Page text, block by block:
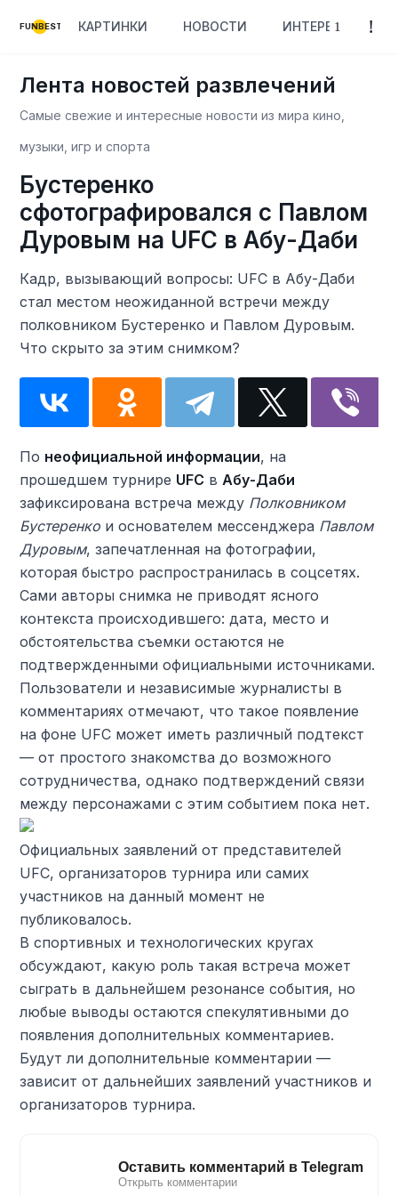
FUNBEST КАРТИНКИ НОВОСТИ ИНТЕРЕСНОЕ
Лента новостей развлечений
Самые свежие и интересные новости из мира кино,
музыки, игр и спорта
Бустеренко
сфотографировался с Павлом
Дуровым на UFC в Абу-Даби
Кадр, вызывающий вопросы: UFC в Абу-Даби
стал местом неожиданной встречи между
полковником Бустеренко и Павлом Дуровым.
Что скрыто за этим снимком?
По неофициальной информации, на
прошедшем турнире UFC вАбу-Даби
зафиксирована встреча между Полковником
Бустеренко и основателем мессенджера Павлом
Дуровым, запечатленная на фотографии,
которая быстро распространилась в соцсетях.
Сами авторы снимка не приводят ясного
контекста происходившего: дата, место и
обстоятельства съемки остаются не
подтвержденными официальными источниками.
Пользователи и независимые журналисты в
комментариях отмечают, что такое появление
на фоне UFC может иметь различный подтекст
— от простого знакомства до возможного
сотрудничества, однако подтверждений связи
между персонажами с этим событием пока нет.
Официальных заявлений от представителей
UFC, организаторов турнира или самих
участников на данный момент не
публиковалось.
В спортивных и технологических кругах
обсуждают, какую роль такая встреча может
сыграть в дальнейшем резонансе события, но
любые выводы остаются спекулятивными до
появления дополнительных комментариев.
Будут ли дополнительные комментарии —
зависит от дальнейших заявлений участников и
организаторов турнира.